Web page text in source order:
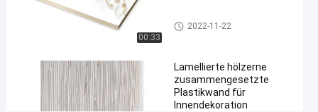
00:33
WPC-Schaum-Brett
2022-11-22
Lamellierte hölzerne
zusammengesetzte
Plastikwand für
Innendekoration